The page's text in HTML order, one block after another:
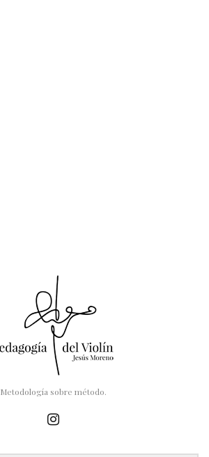
Metodología sobre método.